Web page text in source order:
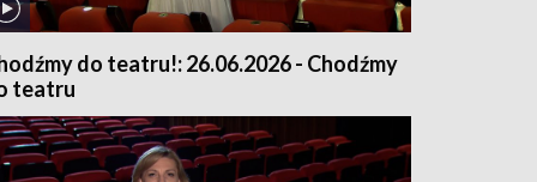
do teatru!: 26.06.2026 - Chodźmy
teatru